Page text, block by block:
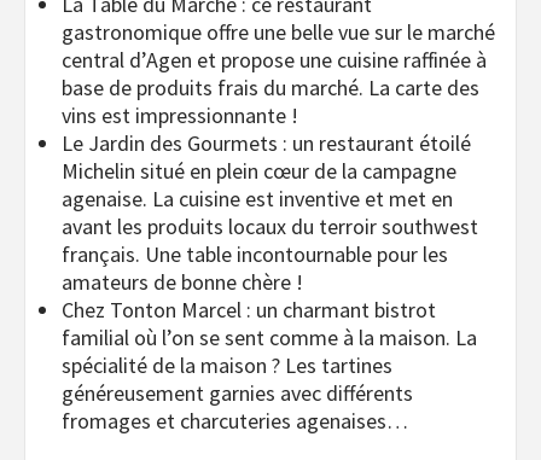
gastronomique offre une belle vue sur le marché
central d’Agen et propose une cuisine raffinée à
base de produits frais du marché. La carte des
vins est impressionnante !
Le Jardin des Gourmets : un restaurant étoilé
Michelin situé en plein cœur de la campagne
agenaise. La cuisine est inventive et met en
avant les produits locaux du terroir southwest
français. Une table incontournable pour les
amateurs de bonne chère !
Chez Tonton Marcel : un charmant bistrot
familial où l’on se sent comme à la maison. La
spécialité de la maison ? Les tartines
généreusement garnies avec différents
fromages et charcuteries agenaises…